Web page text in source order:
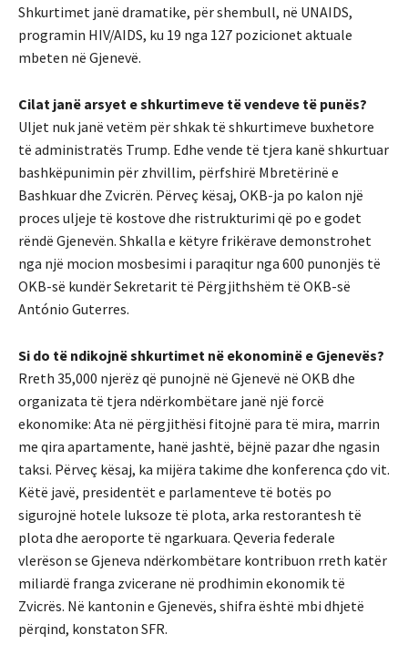
Shkurtimet janë dramatike, për shembull, në UNAIDS,
programin HIV/AIDS, ku 19 nga 127 pozicionet aktuale
mbeten në Gjenevë.
Cilat janë arsyet e shkurtimeve të vendeve të punës?
Uljet nuk janë vetëm për shkak të shkurtimeve buxhetore
të administratës Trump. Edhe vende të tjera kanë shkurtuar
bashkëpunimin për zhvillim, përfshirë Mbretërinë e
Bashkuar dhe Zvicrën. Përveç kësaj, OKB-ja po kalon një
proces uljeje të kostove dhe ristrukturimi që po e godet
rëndë Gjenevën. Shkalla e këtyre frikërave demonstrohet
nga një mocion mosbesimi i paraqitur nga 600 punonjës të
OKB-së kundër Sekretarit të Përgjithshëm të OKB-së
António Guterres.
Si do të ndikojnë shkurtimet në ekonominë e Gjenevës?
Rreth 35,000 njerëz që punojnë në Gjenevë në OKB dhe
organizata të tjera ndërkombëtare janë një forcë
ekonomike: Ata në përgjithësi fitojnë para të mira, marrin
me qira apartamente, hanë jashtë, bëjnë pazar dhe ngasin
taksi. Përveç kësaj, ka mijëra takime dhe konferenca çdo vit.
Këtë javë, presidentët e parlamenteve të botës po
sigurojnë hotele luksoze të plota, arka restorantesh të
plota dhe aeroporte të ngarkuara. Qeveria federale
vlerëson se Gjeneva ndërkombëtare kontribuon rreth katër
miliardë franga zvicerane në prodhimin ekonomik të
Zvicrës. Në kantonin e Gjenevës, shifra është mbi dhjetë
përqind, konstaton SFR.